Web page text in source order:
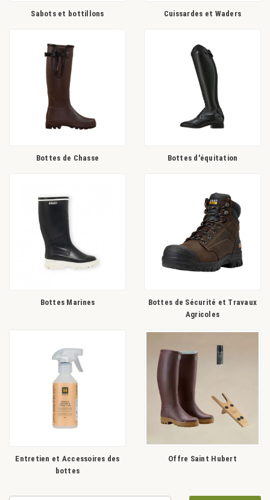
Sabots et bottillons Cuissardes et Waders
Bottes de Chasse Bottes d'équitation
Bottes Marines
Bottes de Sécurité et Travaux
Agricoles
Entretien et Accessoires des
bottes
Offre Saint Hubert